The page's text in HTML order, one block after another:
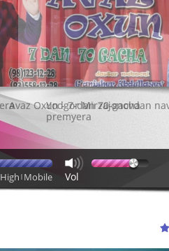
Avaz Oxun - 7-dan 70-gacha
High Mobile Vol